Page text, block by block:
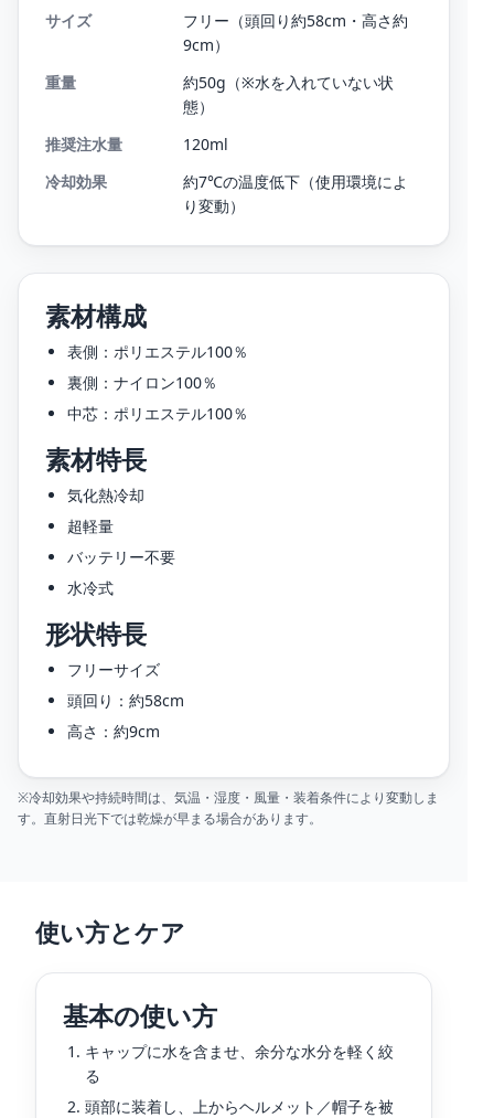
サイズ
フリー（頭回り約58cm・高さ約
9cm）
重量
約50g（※水を入れていない状
態）
推奨注水量
120ml
冷却効果
約7℃の温度低下（使用環境によ
り変動）
素材構成
表側：ポリエステル100％
裏側：ナイロン100％
中芯：ポリエステル100％
素材特長
気化熱冷却
超軽量
バッテリー不要
水冷式
形状特長
フリーサイズ
頭回り：約58cm
高さ：約9cm
※冷却効果や持続時間は、気温・湿度・風量・装着条件により変動しま
す。直射日光下では乾燥が早まる場合があります。
使い方とケア
基本の使い方
キャップに水を含ませ、余分な水分を軽く絞
る
頭部に装着し、上からヘルメット／帽子を被